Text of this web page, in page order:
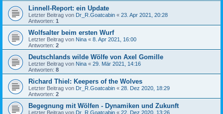
Linnell-Report: ein Update
Letzter Beitrag von Dr_R.Goatcabin « 23. Apr 2021, 20:28
Antworten: 1
Wolfsalter beim ersten Wurf
Letzter Beitrag von Nina « 8. Apr 2021, 16:00
Antworten: 2
Deutschlands wilde Wölfe von Axel Gomille
Letzter Beitrag von Nina « 29. Mär 2021, 14:16
Antworten: 8
Richard Thiel: Keepers of the Wolves
Letzter Beitrag von Dr_R.Goatcabin « 28. Dez 2020, 18:29
Antworten: 2
Begegnung mit Wölfen - Dynamiken und Zukunft
Letzter Beitrag von Dr_R.Goatcabin « 22. Dez 2020, 13:26